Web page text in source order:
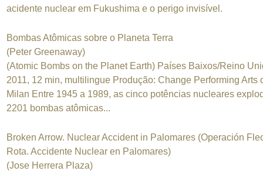
acidente nuclear em Fukushima e o perigo invisível.
Bombas Atômicas sobre o Planeta Terra
(Peter Greenaway)
(Atomic Bombs on the Planet Earth) Países Baixos/Reino
2011, 12 min, multilingue Produção: Change Performing Arts
Milan Entre 1945 a 1989, as cinco potências nucleares
2201 bombas atômicas...
Broken Arrow. Nuclear Accident in Palomares (Operación
Rota. Accidente Nuclear en Palomares)
(Jose Herrera Plaza)